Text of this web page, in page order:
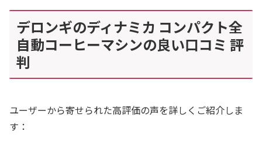
デロンギのディナミカ コンパクト全
自動コーヒーマシンの良い口コミ 評
判
ユーザーから寄せられた高評価の声を詳しくご紹介しま
す：